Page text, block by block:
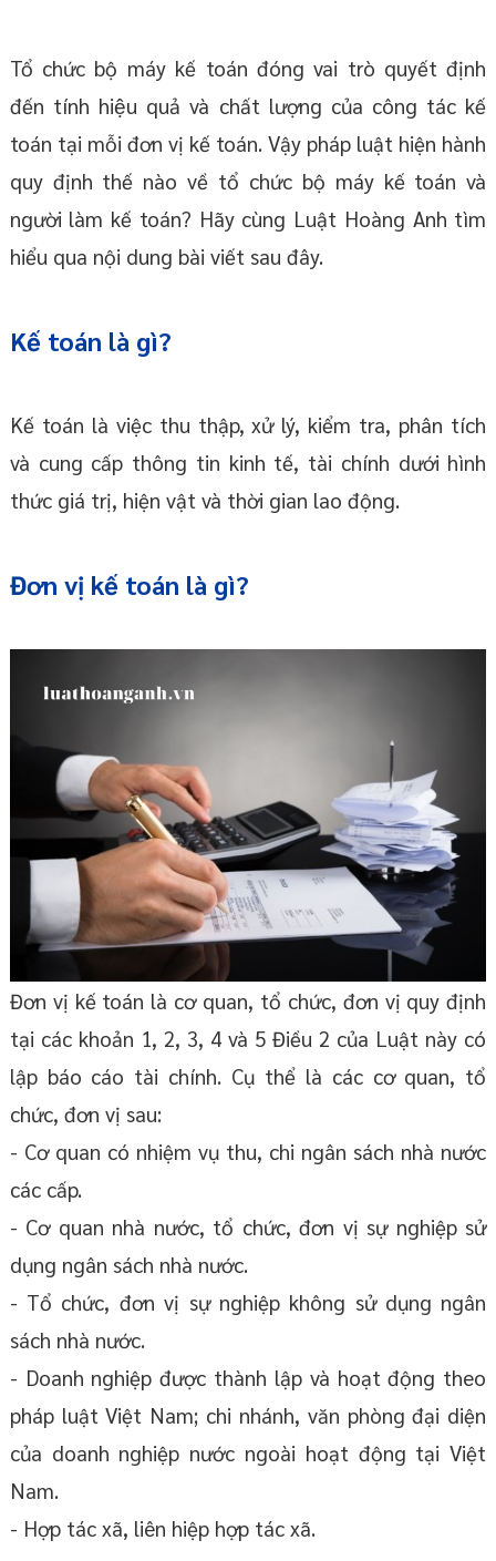
Tổ chức bộ máy kế toán đóng vai trò quyết định
đến tính hiệu quả và chất lượng của công tác kế
toán tại mỗi đơn vị kế toán. Vậy pháp luật hiện hành
quy định thế nào về tổ chức bộ máy kế toán và
người làm kế toán? Hãy cùng Luật Hoàng Anh tìm
hiểu qua nội dung bài viết sau đây.
Kế toán là gì?
Kế toán là việc thu thập, xử lý, kiểm tra, phân tích
và cung cấp thông tin kinh tế, tài chính dưới hình
thức giá trị, hiện vật và thời gian lao động.
Đơn vị kế toán là gì?
Đơn vị kế toán là cơ quan, tổ chức, đơn vị quy định
tại các khoản 1, 2, 3, 4 và 5 Điều 2 của Luật này có
lập báo cáo tài chính. Cụ thể là các cơ quan, tổ
chức, đơn vị sau:
- Cơ quan có nhiệm vụ thu, chi ngân sách nhà nước
các cấp.
- Cơ quan nhà nước, tổ chức, đơn vị sự nghiệp sử
dụng ngân sách nhà nước.
- Tổ chức, đơn vị sự nghiệp không sử dụng ngân
sách nhà nước.
- Doanh nghiệp được thành lập và hoạt động theo
pháp luật Việt Nam; chi nhánh, văn phòng đại diện
của doanh nghiệp nước ngoài hoạt động tại Việt
Nam.
- Hợp tác xã, liên hiệp hợp tác xã.